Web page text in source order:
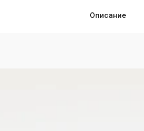
Описание